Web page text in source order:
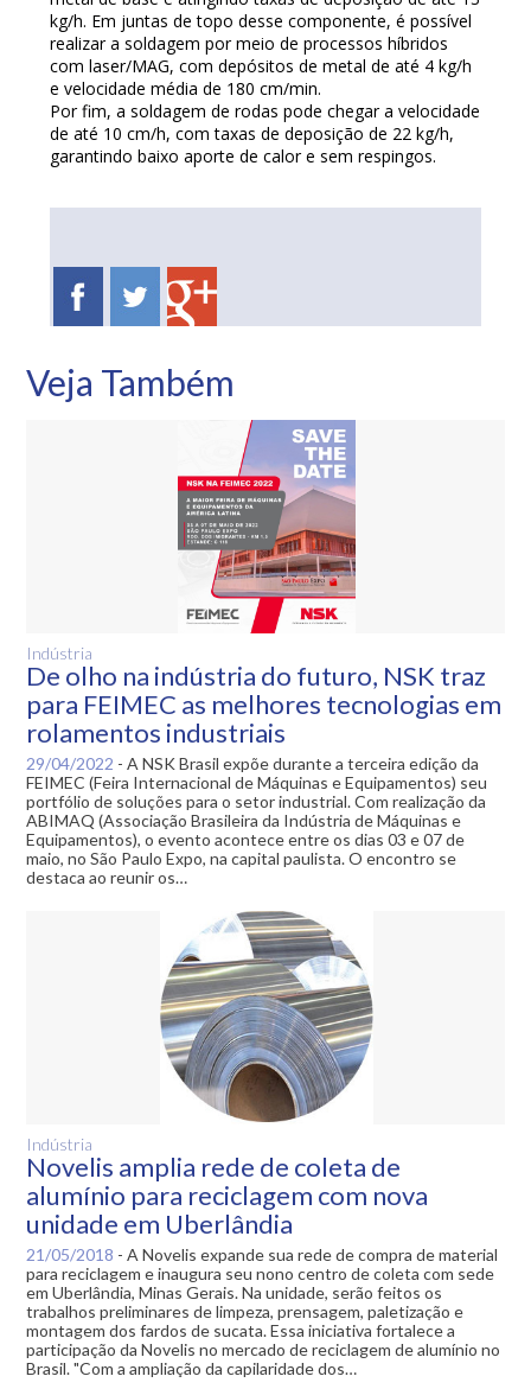
kg/h. Em juntas de topo desse componente, é possível
realizar a soldagem por meio de processos híbridos
com laser/MAG, com depósitos de metal de até 4 kg/h
e velocidade média de 180 cm/min.
Por fim, a soldagem de rodas pode chegar a velocidade
de até 10 cm/h, com taxas de deposição de 22 kg/h,
garantindo baixo aporte de calor e sem respingos.
Veja Também
Indústria
De olho na indústria do futuro, NSK traz
para FEIMEC as melhores tecnologias em
rolamentos industriais
29/04/2022 -A NSK Brasil expõe durante a terceira edição da
FEIMEC (Feira Internacional de Máquinas e Equipamentos) seu
portfólio de soluções para o setor industrial. Com realização da
ABIMAQ (Associação Brasileira da Indústria de Máquinas e
Equipamentos), o evento acontece entre os dias 03 e 07 de
maio, no São Paulo Expo, na capital paulista. O encontro se
destaca ao reunir os…
Indústria
Novelis amplia rede de coleta de
alumínio para reciclagem com nova
unidade em Uberlândia
21/05/2018 -A Novelis expande sua rede de compra de material
para reciclagem e inaugura seu nono centro de coleta com sede
em Uberlândia, Minas Gerais. Na unidade, serão feitos os
trabalhos preliminares de limpeza, prensagem, paletização e
montagem dos fardos de sucata. Essa iniciativa fortalece a
participação da Novelis no mercado de reciclagem de alumínio no
Brasil. "Com a ampliação da capilaridade dos…